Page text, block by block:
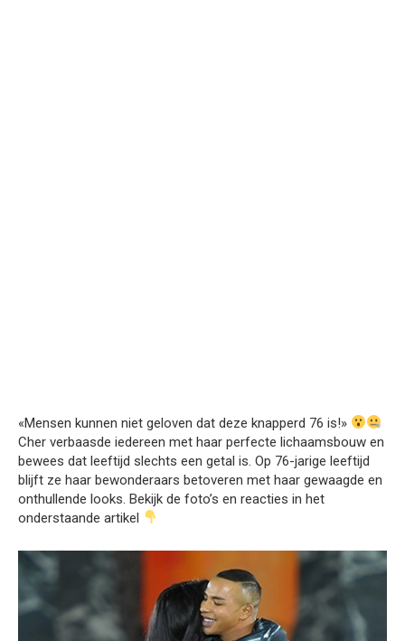
«Mensen kunnen niet geloven dat deze knapperd 76 is!»
Cher verbaasde iedereen met haar perfecte lichaamsbouw en
bewees dat leeftijd slechts een getal is. Op 76-jarige leeftijd
blijft ze haar bewonderaars betoveren met haar gewaagde en
onthullende looks. Bekijk de foto’s en reacties in het
onderstaande artikel